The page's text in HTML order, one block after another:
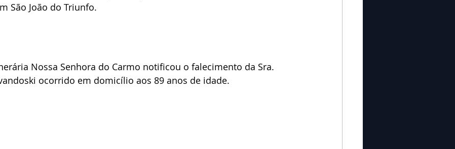
São João do Triunfo.
Nossa Senhora do Carmo notificou o falecimento da Sra.
ocorrido em domicílio aos 89 anos de idade.